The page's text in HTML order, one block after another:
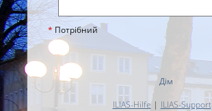
* Потрібний
Дім
ILIAS-Hilfe| ILIAS-Support